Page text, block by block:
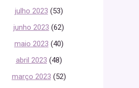
julho 2023 (53)
junho 2023 (62)
maio 2023 (40)
abril 2023 (48)
março 2023 (52)